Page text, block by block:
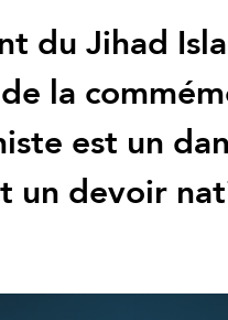
du Jihad
la
est un
un devoir